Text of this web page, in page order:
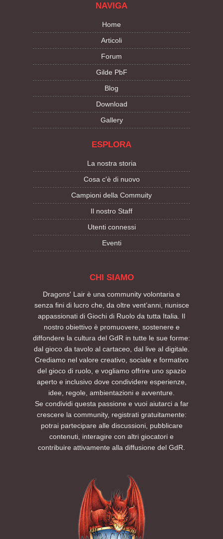
NAVIGA
Home
Articoli
Forum
Gilde PbF
Blog
Download
Gallery
ESPLORA
La nostra storia
Cosa c'è di nuovo
Campioni della Commuity
Il nostro Staff
Utenti connessi
Eventi
CHI SIAMO
Dragons' Lair è una community volontaria e
senza fini di lucro che, da oltre vent’anni, riunisce
appassionati di Giochi di Ruolo da tutta Italia. Il
nostro obiettivo è promuovere, sostenere e
diffondere la cultura del GdR in tutte le sue forme:
dal gioco da tavolo al cartaceo, dal live al digitale.
Crediamo nel valore creativo, sociale e formativo
del gioco di ruolo, e vogliamo offrire uno spazio
aperto e inclusivo dove condividere esperienze,
idee, regole, ambientazioni e avventure.
Se condividi questa passione e vuoi aiutarci a far
crescere la community, registrati gratuitamente:
potrai partecipare alle discussioni, pubblicare
contenuti, interagire con altri giocatori e
contribuire attivamente alla diffusione del GdR.